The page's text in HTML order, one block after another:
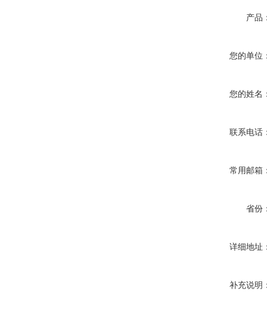
产品
您的单位
您的姓名
联系电话
常用邮箱
省份
详细地址
补充说明